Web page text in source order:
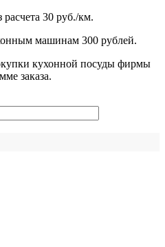
30 руб./км.
машинам 300 рублей.
кухонной посуды фирмы
заказа.